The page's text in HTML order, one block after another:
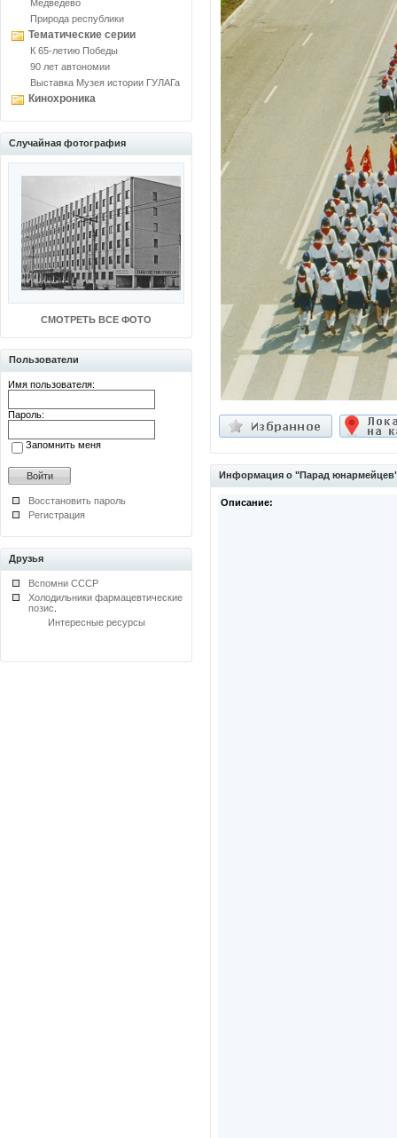
Медведево
Природа республики
Тематические серии
К 65-летию Победы
90 лет автономии
Выставка Музея истории ГУЛАГа
Кинохроника
Случайная фотография
СМОТРЕТЬ ВСЕ ФОТО
Пользователи
Имя пользователя:
Пароль:
Запомнить меня
Восстановить пароль
Регистрация
Друзья
Вспомни СССР
Холодильники фармацевтические
позис
Интересные ресурсы
Информация о "Парад
Описание: